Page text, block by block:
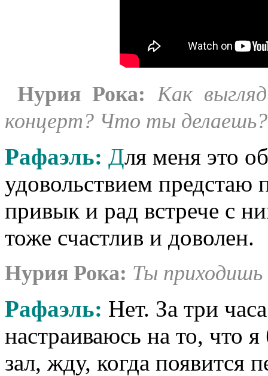
Нурия Рока: Как
концерт? Что ты делаешь?
Рафаэль: Для меня это
удовольствием предстаю
привык и рад встрече с
тоже счастлив и доволен.
Нурия Рока: Ты приходишь
Рафаэль: Нет. За три
настраиваюсь на то, что
зал, жду, когда